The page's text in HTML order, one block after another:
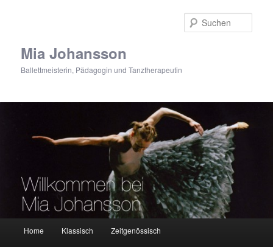
Mia Johansson
Ballettmeisterin, Pädagogin und Tanztherapeutin
Home Klassisch Zeitgenössisch